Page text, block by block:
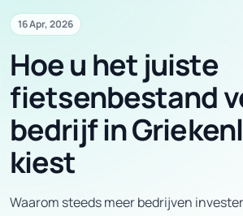
16 Apr, 2026
Hoe u het juiste
fietsenbestand
bedrijf in
kiest
Waarom steeds meer bedrijven